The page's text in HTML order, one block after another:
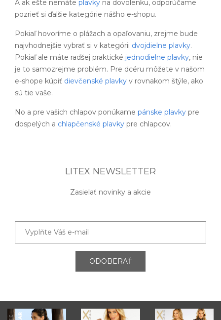
A ak ešte nemáte plavky na dovolenku, odporúčame
pozrieť si ďalšie kategórie nášho e-shopu.
Pokiaľ hovoríme o plážach a opaľovaniu, zrejme bude
najvhodnejšie vybrať si v kategórii dvojdielne plavky.
Pokiaľ ale máte radšej praktické jednodielne plavky, nie
je to samozrejme problém. Pre dcéru môžete v našom
e-shope kúpiť dievčenské plavky v rovnakom štýle, ako
sú tie vaše.
No a pre vašich chlapov ponúkame pánske plavky pre
dospelých a chlapčenské plavky pre chlapcov.
LITEX NEWSLETTER
Zasielať novinky a akcie
ODOBERAŤ